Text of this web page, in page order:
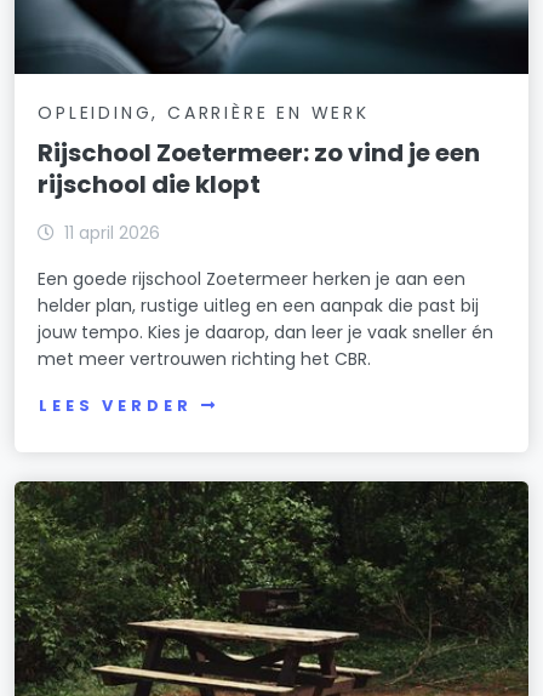
OPLEIDING, CARRIÈRE EN WERK
Rijschool Zoetermeer: zo vind je een
rijschool die klopt
11 april 2026
Een goede rijschool Zoetermeer herken je aan een
helder plan, rustige uitleg en een aanpak die past bij
jouw tempo. Kies je daarop, dan leer je vaak sneller én
met meer vertrouwen richting het CBR.
LEES VERDER